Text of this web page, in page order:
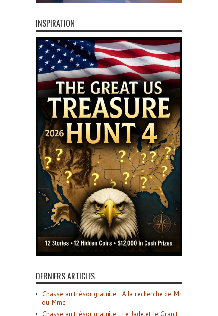
INSPIRATION
DERNIERS ARTICLES
Chasse au trésor gratuite : A la recherche de Mr
ou Mme
Chasse au trésor gratuite : Le Jade et le Granit